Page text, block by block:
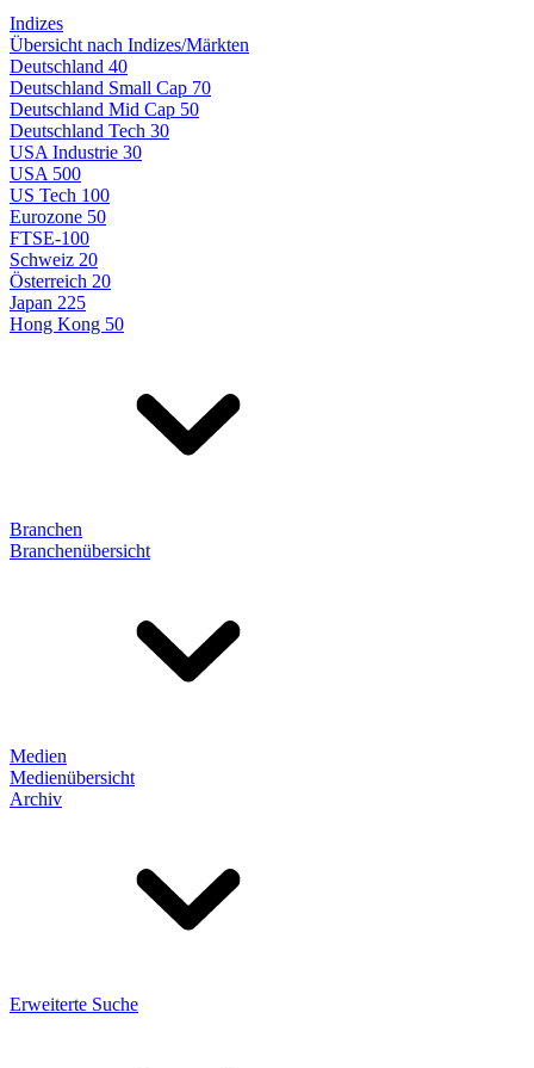
Indizes
Übersicht nach Indizes/Märkten
Deutschland 40
Deutschland Small Cap 70
Deutschland Mid Cap 50
Deutschland Tech 30
USA Industrie 30
USA 500
US Tech 100
Eurozone 50
FTSE-100
Schweiz 20
Österreich 20
Japan 225
Hong Kong 50
Branchen
Branchenübersicht
Medien
Medienübersicht
Archiv
Erweiterte Suche